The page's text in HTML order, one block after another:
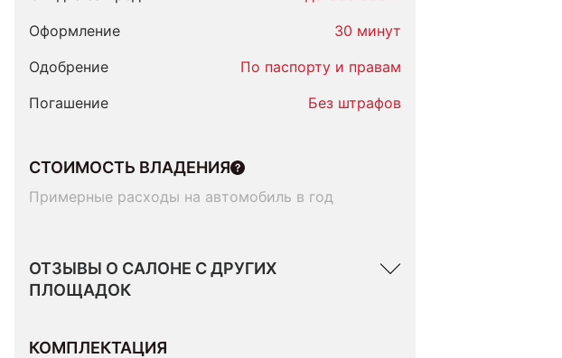
Оформление
30 минут
Одобрение
По паспорту и правам
Погашение
Без штрафов
СТОИМОСТЬ ВЛАДЕНИЯ
Примерные расходы на автомобиль в год
ОТЗЫВЫ О САЛОНЕ С ДРУГИХ
ПЛОЩАДОК
КОМПЛЕКТАЦИЯ